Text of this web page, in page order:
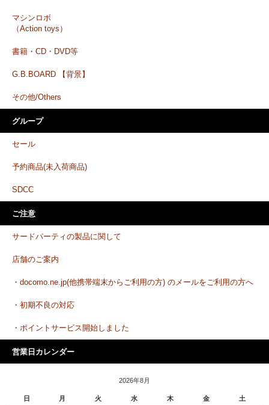
マシンロボ
（Action toys）
書籍・CD・DVD等
G.B.BOARD 【背景】
その他/Others
グループ
セール
予約商品(未入荷商品)
SDCC
ご注意
サードパーティの製品に関して
店舗のご案内
・docomo.ne.jp(他携帯端末からご利用の方) のメールをご利用の方へ
・初期不良の対応
・ポイントサービス開始しました
営業日カレンダー
2026年8月
日 月 火 水 木 金 土